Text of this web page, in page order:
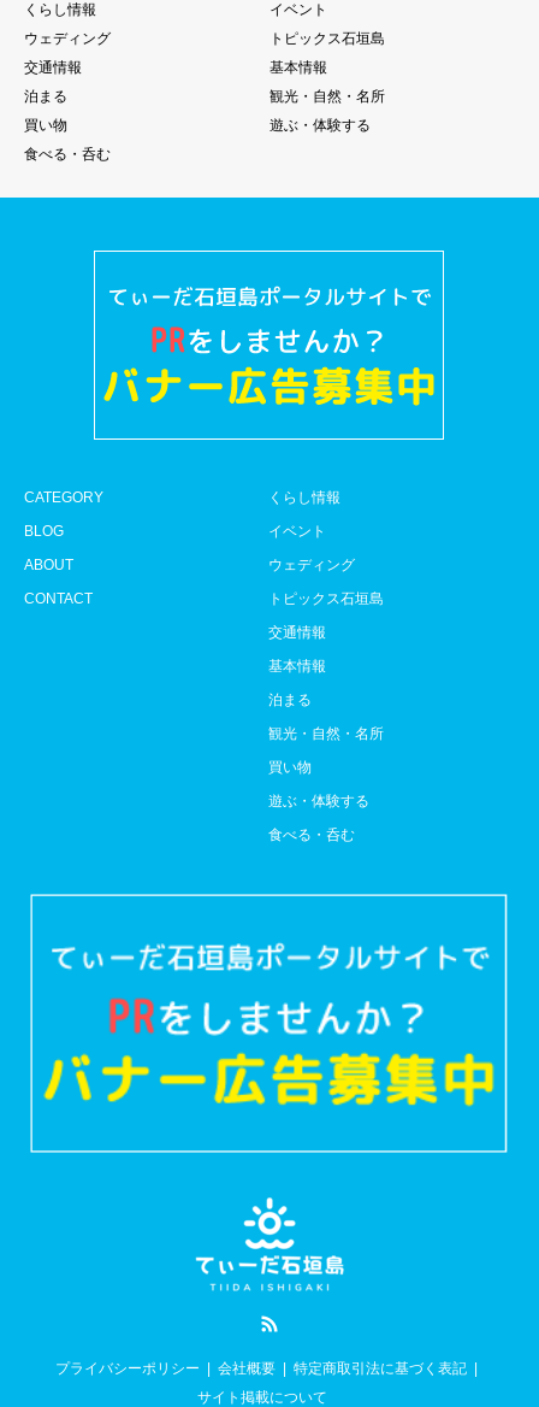
くらし情報
イベント
ウェディング
トピックス石垣島
交通情報
基本情報
泊まる
観光・自然・名所
買い物
遊ぶ・体験する
食べる・呑む
CATEGORY
BLOG
ABOUT
CONTACT
くらし情報
イベント
ウェディング
トピックス石垣島
交通情報
基本情報
泊まる
観光・自然・名所
買い物
遊ぶ・体験する
食べる・呑む
プライバシーポリシー 会社概要
特定商取引法に基づく表記
サイト掲載について